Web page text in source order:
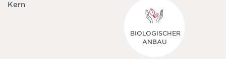
Kern
BIOLOGISCHER
ANBAU